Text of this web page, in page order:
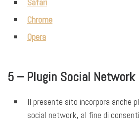
Safari
Chrome
Opera
5 – Plugin Social Network
Il presente sito incorpora anche
social network, al fine di